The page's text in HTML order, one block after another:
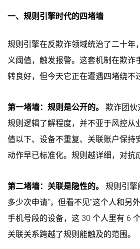
一、规则引擎时代的四堵墙
规则引擎在反欺诈领域统治了二十年
义阈值，触发报警。这套机制在欺诈
转良好，但今天它正在遭遇四堵绕不
第一堵墙：规则是公开的。
欺诈团伙
规则逻辑了解程度，并不亚于风控从
值以下、设备不重复、关联账户保
动作早已标准化。规则越详细，对抗
第二堵墙：关联是隐性的。
规则引擎
多少次申请"，但看不见"这个人和另
手机号段的设备，这 30 个人里有 6
关联关系跨越了规则能触及的范围。